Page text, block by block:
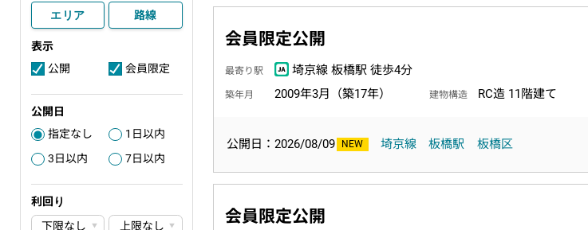
エリア 路線
表示
3
公開 4 会員限定
公開日
指定なし
2 1日以内
3 3日以内 4 7日以内
利回り
会員限定公開
最寄り駅 埼京線 板橋駅 徒歩4分
築年月 2009年3月（築17年） 建物構造 RC造 11階建て
公開日：2026/08/09 埼京線 板橋駅 板橋区
会員限定公開